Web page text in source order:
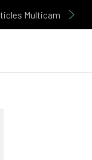
Multicam